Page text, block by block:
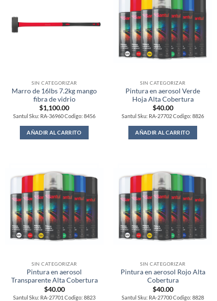
SIN CATEGORIZAR
Marro de 16lbs 7.2kg mango
fibra de vidrio
$1,100.00
Santul Sku: RA-36960 Codigo: 8456
AÑADIR AL CARRITO
SIN CATEGORIZAR
Pintura en aerosol Verde
Hoja Alta Cobertura
$40.00
Santul Sku: RA-27702 Codigo: 8826
AÑADIR AL CARRITO
SIN CATEGORIZAR
Pintura en aerosol
Transparente Alta Cobertura
$40.00
Santul Sku: RA-27701 Codigo: 8823
SIN CATEGORIZAR
Pintura en aerosol Rojo Alta
Cobertura
$40.00
Santul Sku: RA-27700 Codigo: 8828